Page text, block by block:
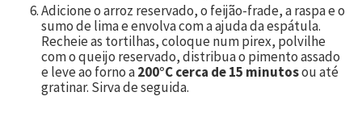
Adicione o arroz reservado, o feijão-frade, a raspa e o
sumo de lima e envolva com a ajuda da espátula.
Recheie as tortilhas, coloque num pirex, polvilhe
com o queijo reservado, distribua o pimento assado
e leve ao forno a200°C cerca de 15 minutosou até
gratinar. Sirva de seguida.